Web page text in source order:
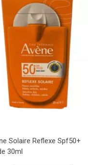
Solaire Reflexe Spf50+
30ml